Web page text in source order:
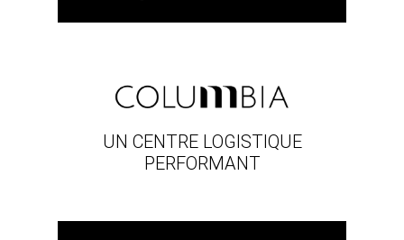
UN CENTRE LOGISTIQUE
PERFORMANT